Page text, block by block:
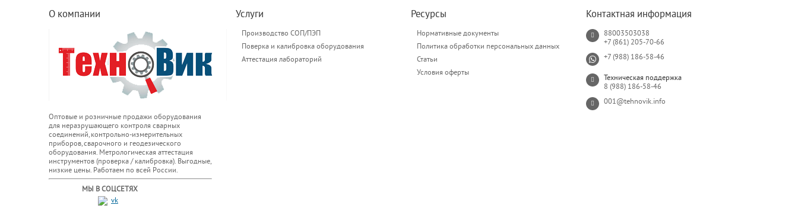
О компании
Оптовые и розничные продажи оборудования
для неразрушающего контроля сварных
соединений, контрольно-измерительных
приборов, сварочного и геодезического
оборудования. Метрологическая аттестация
инструментов (проверка / калибровка). Выгодные,
низкие цены. Работаем по всей России.
МЫ В СОЦСЕТЯХ
Услуги
Производство СОП/ПЭП
Поверка и калибровка оборудования
Аттестация лабораторий
Ресурсы
Нормативные документы
Политика обработки персональных данных
Статьи
Условия оферты
Контактная информация
88003503038
+7 (861) 205-70-66
+7 (988) 186-58-46
Техническая поддержка
8 (988) 186-58-46
001@tehnovik.info